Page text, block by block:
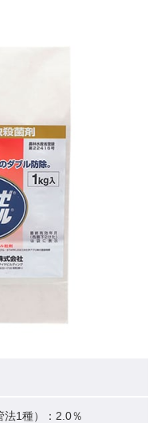
法1種）：2.0％